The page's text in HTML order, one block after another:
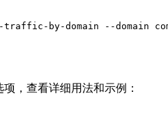
traffic-by-domain --domain
项，查看详细用法和示例：